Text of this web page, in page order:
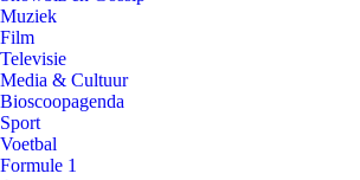
Muziek
Film
Televisie
Media & Cultuur
Bioscoopagenda
Sport
Voetbal
Formule 1